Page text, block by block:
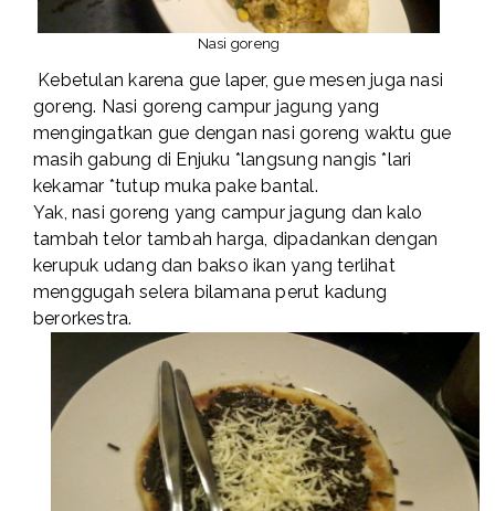
Nasi goreng
Kebetulan karena gue laper, gue mesen juga nasi
goreng. Nasi goreng campur jagung yang
mengingatkan gue dengan nasi goreng waktu gue
masih gabung di Enjuku *langsung nangis *lari
kekamar *tutup muka pake bantal.
Yak, nasi goreng yang campur jagung dan kalo
tambah telor tambah harga, dipadankan dengan
kerupuk udang dan bakso ikan yang terlihat
menggugah selera bilamana perut kadung
berorkestra.